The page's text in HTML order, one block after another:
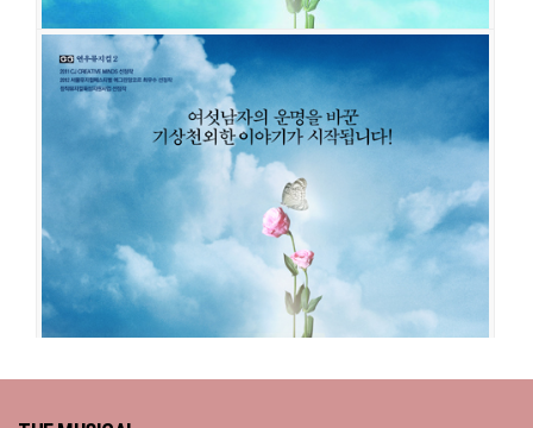
여신님이 보고 계셔
공연일시
2015-06-20 ~ 2015-10-11
유니플렉스 1관
출연진
최호중 이준혁 조형균려욱 신재범
최
윤동현이지호 손미영 최연우